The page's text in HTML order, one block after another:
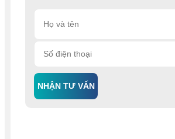
NHẬN TƯ VẤN